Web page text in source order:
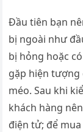
Đầu tiên bạn
bị ngoài như
bị hỏng hoặc
gặp hiện tượng
méo. Sau khi
khách hàng
điện tử; để